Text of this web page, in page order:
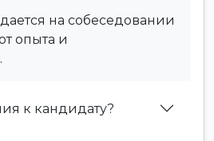
на собеседовании
опыта и
к кандидату?